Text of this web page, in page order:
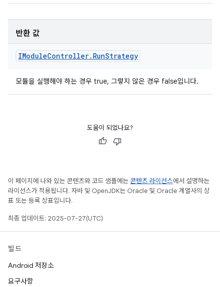
반환 값
IModuleController. RunStrategy
모듈을 실행해야 하는 경우 true, 그렇지 않은 경우 false입니다.
도움이 되었나요?
이 페이지에 나와 있는 콘텐츠와 코드 샘플에는 콘텐츠 라이선스에서 설명하는
라이선스가 적용됩니다. 자바 및 OpenJDK는 Oracle 및 Oracle 계열사의 상
표 또는 등록 상표입니다.
최종 업데이트: 2025-07-27(UTC)
빌드
Android 저장소
요구사항